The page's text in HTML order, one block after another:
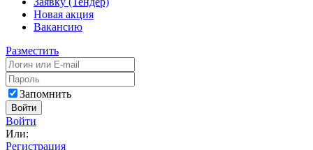
Новая акция
Вакансию
Разместить
Запомнить
Войти
Войти
Или:
Регистрация